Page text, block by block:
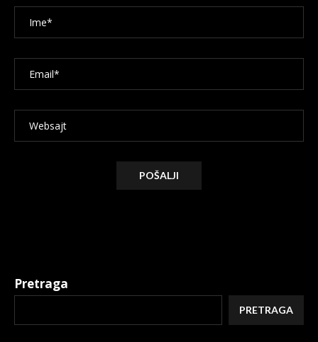
Pretraga
PRETRAGA